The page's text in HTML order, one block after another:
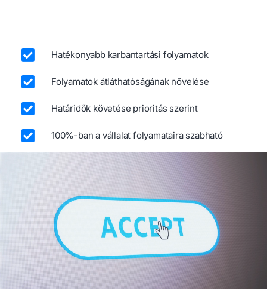
Hatékonyabb karbantartási folyamatok
Folyamatok átláthatóságának növelése
Határidők követése prioritás szerint
100%-ban a vállalat folyamataira szabható